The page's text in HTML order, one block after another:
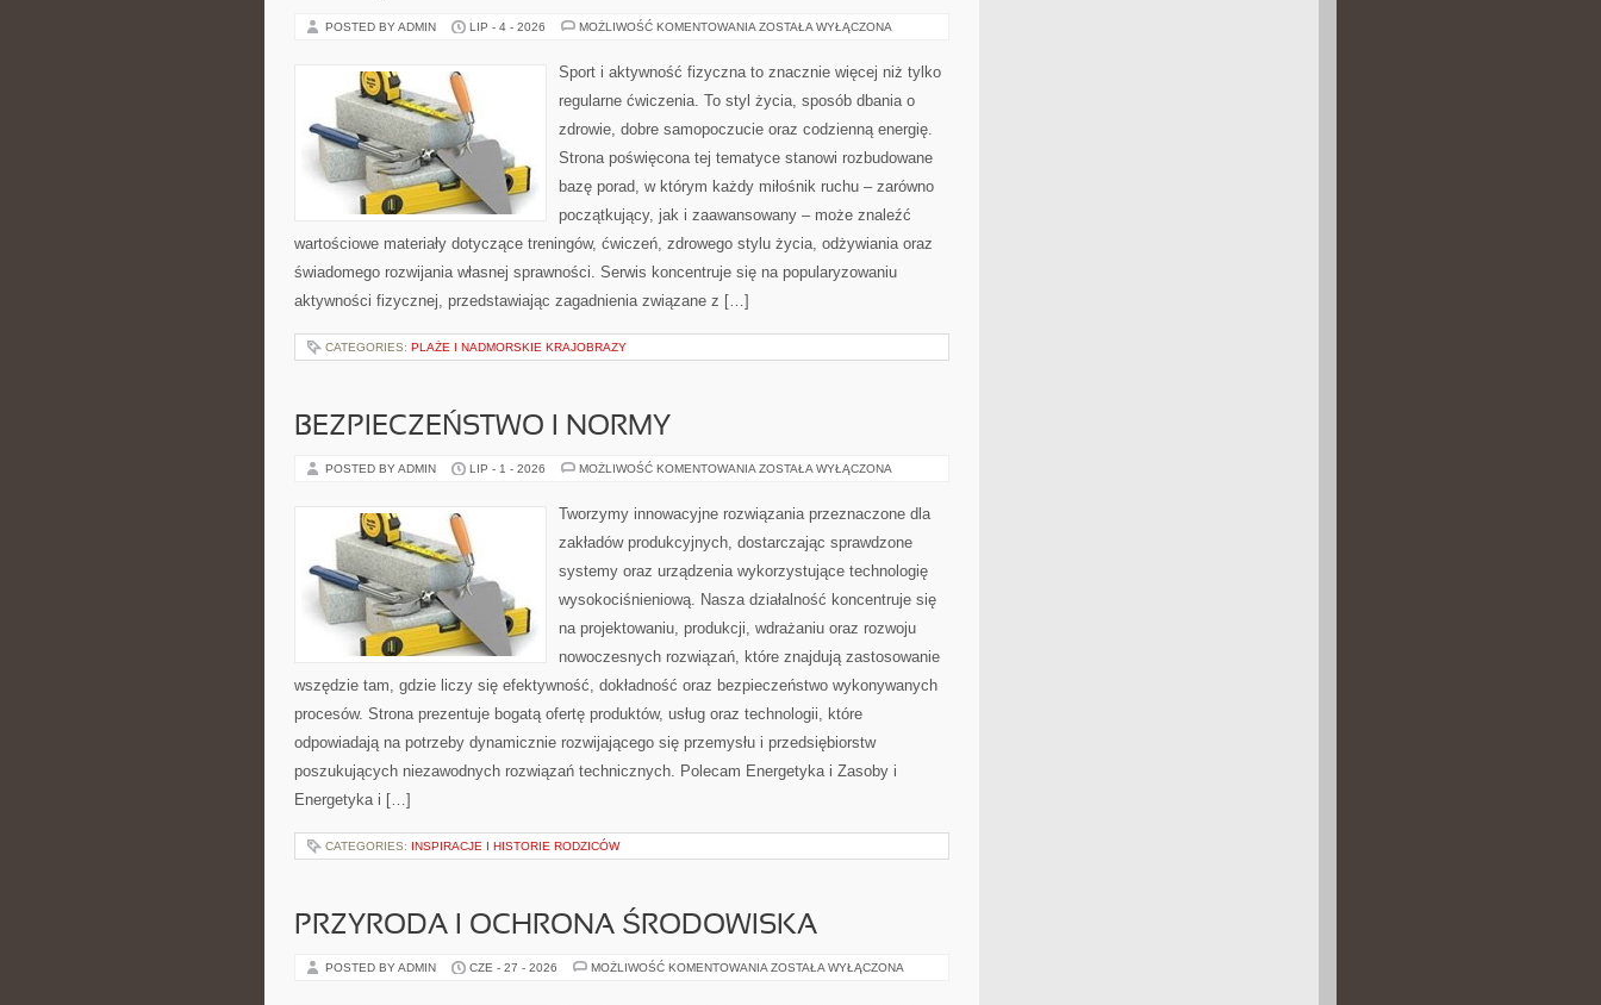
POSTED BY ADMIN LIP - 4 - 2026 MOŻLIWOŚĆ KOMENTOWANIA SPRZĘT
ZOSTAŁA WYŁĄCZONA
Sport i aktywność fizyczna to znacznie więcej niż tylko
regularne ćwiczenia. To styl życia, sposób dbania o
zdrowie, dobre samopoczucie oraz codzienną energię.
Strona poświęcona tej tematyce stanowi rozbudowane
bazę porad, w którym każdy miłośnik ruchu – zarówno
początkujący, jak i zaawansowany – może znaleźć
wartościowe materiały dotyczące treningów, ćwiczeń, zdrowego stylu życia, odżywiania oraz
świadomego rozwijania własnej sprawności. Serwis koncentruje się na popularyzowaniu
aktywności fizycznej, przedstawiając zagadnienia związane z […]
CATEGORIES: PLAŻE I NADMORSKIE KRAJOBRAZY
BEZPIECZEŃSTWO I NORMY
POSTED BY ADMIN LIP - 1 - 2026 MOŻLIWOŚĆ KOMENTOWANIA BEZPIECZEŃSTWO
ZOSTAŁA WYŁĄCZONA
Tworzymy innowacyjne rozwiązania przeznaczone dla
zakładów produkcyjnych, dostarczając sprawdzone
systemy oraz urządzenia wykorzystujące technologię
wysokociśnieniową. Nasza działalność koncentruje się
na projektowaniu, produkcji, wdrażaniu oraz rozwoju
nowoczesnych rozwiązań, które znajdują zastosowanie
wszędzie tam, gdzie liczy się efektywność, dokładność oraz bezpieczeństwo wykonywanych
procesów. Strona prezentuje bogatą ofertę produktów, usług oraz technologii, które
odpowiadają na potrzeby dynamicznie rozwijającego się przemysłu i przedsiębiorstw
poszukujących niezawodnych rozwiązań technicznych. Polecam Energetyka i Zasoby i
Energetyka i […]
CATEGORIES: INSPIRACJE I HISTORIE RODZICÓW
PRZYRODA I OCHRONA ŚRODOWISKA
POSTED BY ADMIN CZE - 27 - 2026 MOŻLIWOŚĆ KOMENTOWANIA PRZYRODA
ZOSTAŁA WYŁĄCZONA